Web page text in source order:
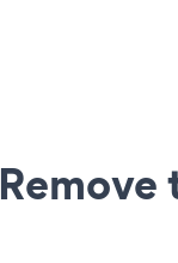
Remove